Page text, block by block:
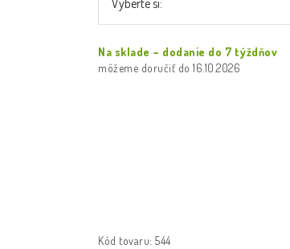
Na sklade – dodanie do 7 týždňov
16.10.2026
Kód tovaru: 544